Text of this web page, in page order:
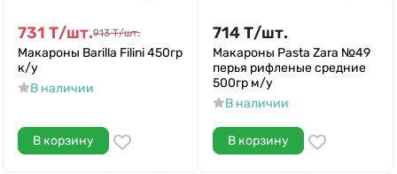
731 Т/шт.913 Т/шт.
Макароны Barilla Filini 450гр
к/у
В наличии
В корзину
714Т/шт.
Макароны Pasta Zara №49
перья рифленые средние
500гр м/у
В наличии
В корзину